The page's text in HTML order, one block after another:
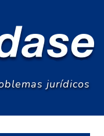
jurídicos